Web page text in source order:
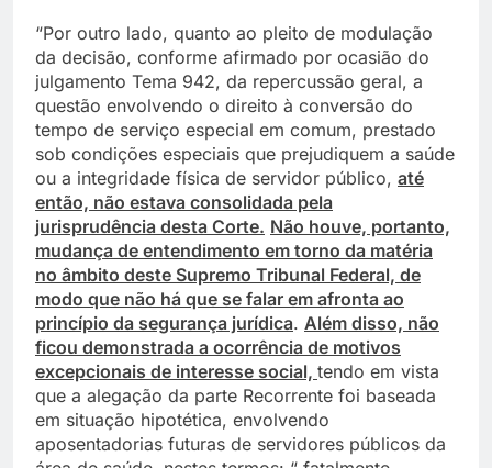
“Por outro lado, quanto ao pleito de modulação
da decisão, conforme afirmado por ocasião do
julgamento Tema 942, da repercussão geral, a
questão envolvendo o direito à conversão do
tempo de serviço especial em comum, prestado
sob condições especiais que prejudiquem a saúde
ou a integridade física de servidor público, até
então, não estava consolidada pela
jurisprudência desta Corte. Não houve, portanto,
mudança de entendimento em torno da matéria
no âmbito deste Supremo Tribunal Federal, de
modo que não há que se falar em afronta ao
princípio da segurança jurídica. Além disso, não
ficou demonstrada a ocorrência de motivos
excepcionais de interesse social, tendo em vista
que a alegação da parte Recorrente foi baseada
em situação hipotética, envolvendo
aposentadorias futuras de servidores públicos da